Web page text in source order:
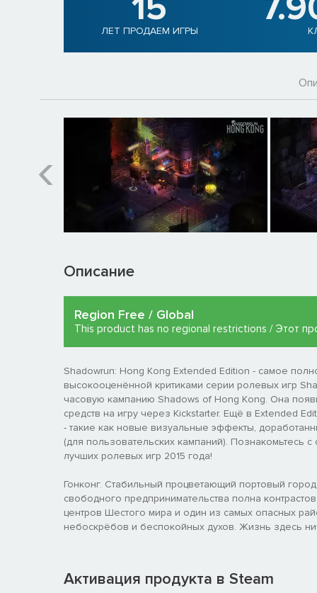
ЛЕТ ПРОДАЕМ ИГРЫ
Описание
Region Free / Global
This product has no regional restrictions / Этот
Shadowrun: Hong Kong Extended Edition - самое
высокооценённой критиками серии ролевых игр
часовую кампанию Shadows of Hong Kong. Она
средств на игру через Kickstarter. Ещё в Extended
- такие как новые визуальные эффекты,
(для пользовательских кампаний). Познакомьтесь
лучших ролевых игр 2015 года!
Гонконг. Стабильный процветающий портовый
свободного предпринимательства полна
центров Шестого мира и один из самых опасных
небоскрёбов и беспокойных духов. Жизнь здесь
Активация продукта в Steam